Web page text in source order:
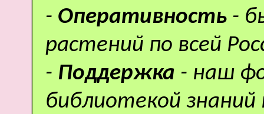
- Оперативность -
растений по всей
- Поддержка - наш
библиотекой